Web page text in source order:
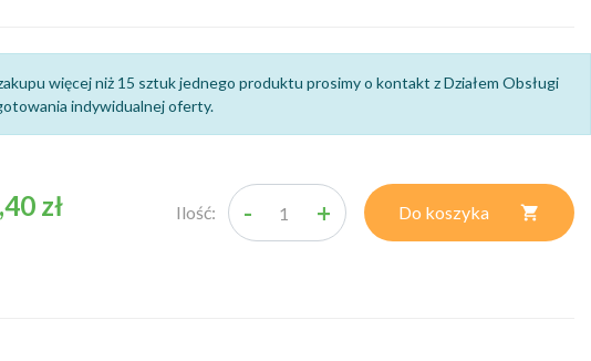
więcej niż 15 sztuk jednego produktu prosimy o kontakt z Działem Obsługi
indywidualnej oferty.
zł Ilość: - + Do koszyka 